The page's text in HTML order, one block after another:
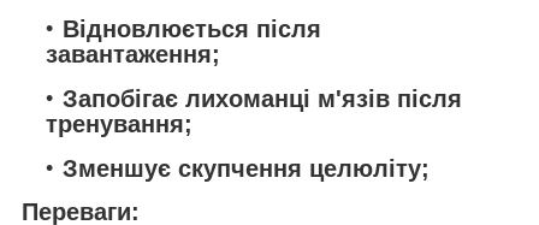
Відновлюється після
завантаження;
Запобігає лихоманці м'язів після
тренування;
Зменшує скупчення целюліту;
Переваги: